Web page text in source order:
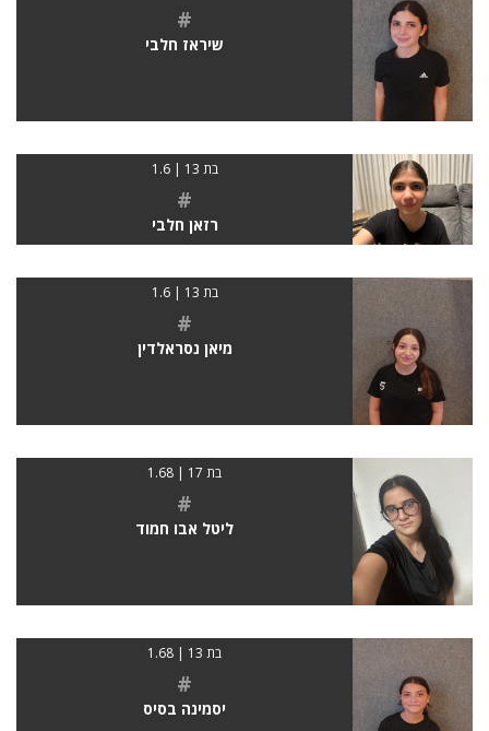
#
שיראז חלבי
בת 13 | 1.6
#
רזאן חלבי
בת 13 | 1.6
#
מיאן נסראלדין
בת 17 | 1.68
#
ליטל אבו חמוד
בת 13 | 1.68
#
יסמינה בסיס